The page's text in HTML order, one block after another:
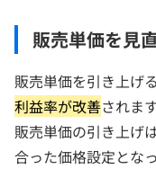
販売単価を見
販売単価を引き上げ
利益率が改善されま
販売単価の引き上げ
合った価格設定とな